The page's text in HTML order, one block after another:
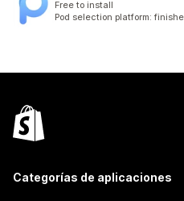
Free to install
Pod selection platform:
Categorías de aplicaciones